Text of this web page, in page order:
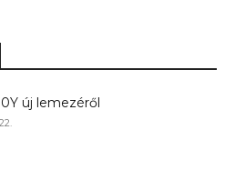
új lemezéről